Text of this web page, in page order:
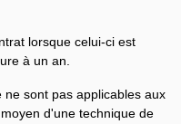
lorsque celui-ci est
à un an.
sont pas applicables aux
d'une technique de